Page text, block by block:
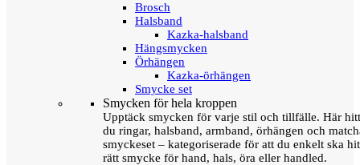
Brosch
Halsband
Kazka-halsband
Hängsmycken
Örhängen
Kazka-örhängen
Smycke set
Smycken för hela kroppen
Upptäck smycken för varje stil och tillfälle. Här
du ringar, halsband, armband, örhängen och
smyckeset – kategoriserade för att du enkelt ska
rätt smycke för hand, hals, öra eller handled.